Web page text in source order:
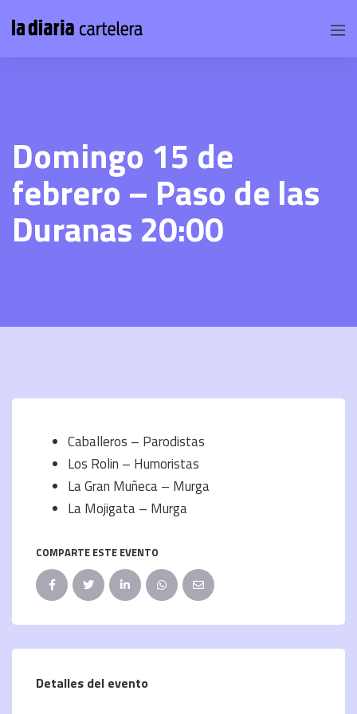
Domingo 15 de
febrero – Paso de las
Duranas 20:00
Caballeros – Parodistas
Los Rolin – Humoristas
La Gran Muñeca – Murga
La Mojigata – Murga
COMPARTE ESTE EVENTO
Detalles del evento